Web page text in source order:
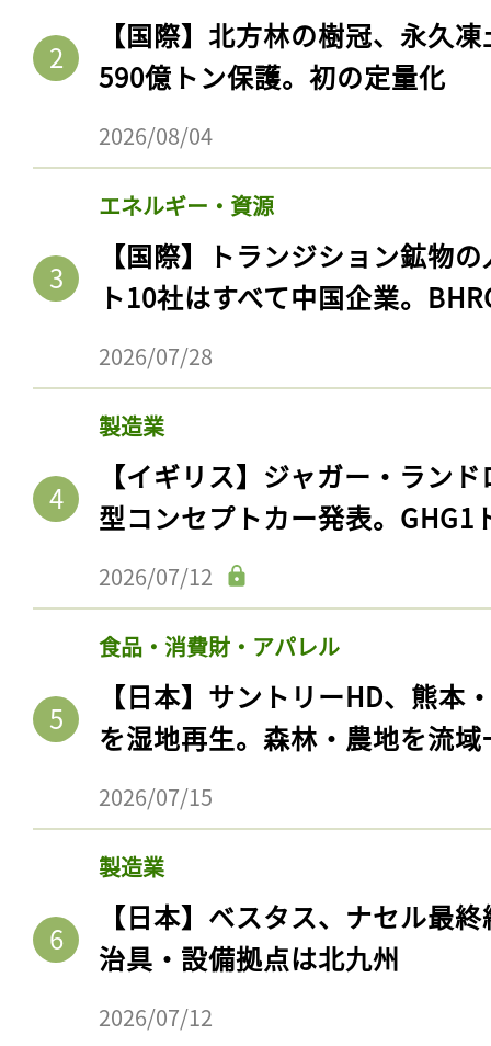
【国際】北方林の樹冠、永久
590億トン保護。初の定量化
2026/08/04
エネルギー・資源
【国際】トランジション鉱物
ト10社はすべて中国企業。
2026/07/28
製造業
【イギリス】ジャガー・ラン
型コンセプトカー発表。GHG1
2026/07/12
食品・消費財・アパレル
【日本】サントリーHD、熊本
を湿地再生。森林・農地を流
2026/07/15
製造業
【日本】ベスタス、ナセル最
治具・設備拠点は北九州
2026/07/12